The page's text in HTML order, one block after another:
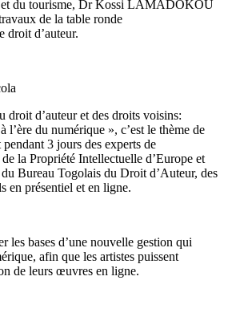
et du tourisme, Dr Kossi LAMADOKOU
de la table ronde
d’auteur.
droit d’auteur et des droits voisins:
l’ère du numérique », c’est le thème de
3 jours des experts de
la Propriété Intellectuelle d’Europe et
Bureau Togolais du Droit d’Auteur, des
en présentiel et en ligne.
les bases d’une nouvelle gestion qui
afin que les artistes puissent
de leurs œuvres en ligne.